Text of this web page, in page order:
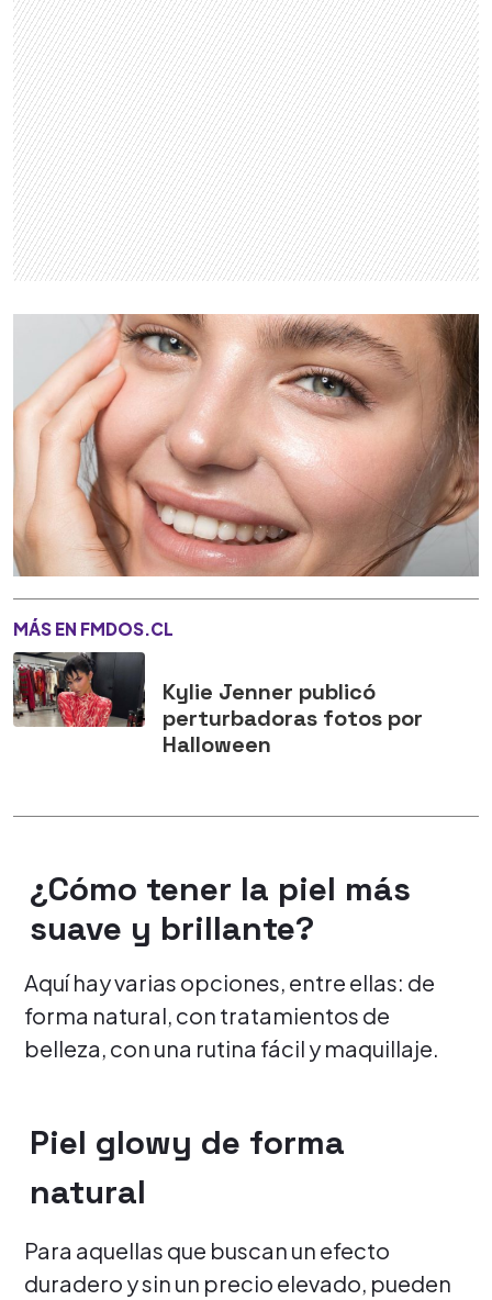
MÁS EN FMDOS.CL
Kylie Jenner publicó
perturbadoras fotos por
Halloween
¿Cómo tener la piel más
suave y brillante?
Aquí hay varias opciones, entre ellas: de
forma natural, con tratamientos de
belleza, con una rutina fácil y maquillaje.
Piel glowy de forma
natural
Para aquellas que buscan un efecto
duradero y sin un precio elevado, pueden